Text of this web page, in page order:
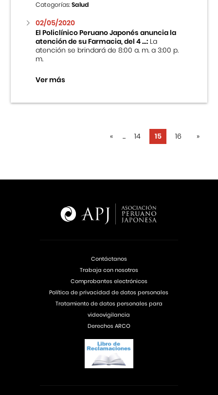
Categorías:Salud
02/05/2020
El Policlínico Peruano Japonés anuncia la
atención de su Farmacia, del 4 ...:La
atención se brindará de 8:00 a. m. a 3:00 p.
m.
Ver más
« ... 14 15 16 »
Contáctanos
Trabaja con nosotros
Comprobantes electrónicos
Política de privacidad de datos personales
Tratamiento de datos personales para
videovigilancia
Derechos ARCO